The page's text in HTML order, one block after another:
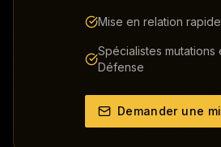
Mise en relation
Spécialistes mutations
Défense
Demander une